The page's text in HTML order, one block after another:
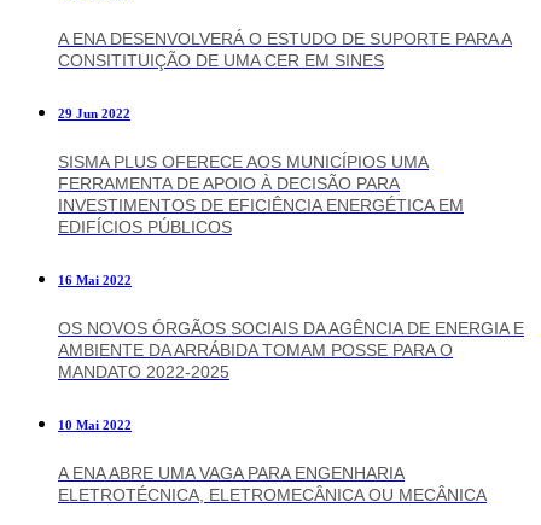
A ENA DESENVOLVERÁ O ESTUDO DE SUPORTE PARA A
CONSITITUIÇÃO DE UMA CER EM SINES
29 Jun 2022
SISMA PLUS OFERECE AOS MUNICÍPIOS UMA
FERRAMENTA DE APOIO À DECISÃO PARA
INVESTIMENTOS DE EFICIÊNCIA ENERGÉTICA EM
EDIFÍCIOS PÚBLICOS
16 Mai 2022
OS NOVOS ÓRGÃOS SOCIAIS DA AGÊNCIA DE ENERGIA E
AMBIENTE DA ARRÁBIDA TOMAM POSSE PARA O
MANDATO 2022-2025
10 Mai 2022
A ENA ABRE UMA VAGA PARA ENGENHARIA
ELETROTÉCNICA, ELETROMECÂNICA OU MECÂNICA